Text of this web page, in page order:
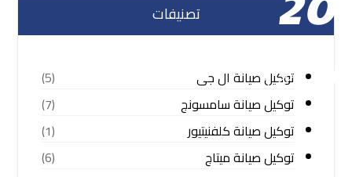
تصنيفات
توكيل صيانة ال جى
(5)
توكيل صيانة سامسونج
(7)
توكيل صيانة كلفنيتيور
(1)
توكيل صيانة ميتاج
(6)